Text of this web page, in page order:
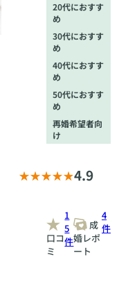
20代におすす
め
30代におすす
め
40代におすす
め
50代におすす
め
再婚希望者向
け
4.9
口コ
ミ
1
5
件
成
婚レポ
ート
4
件